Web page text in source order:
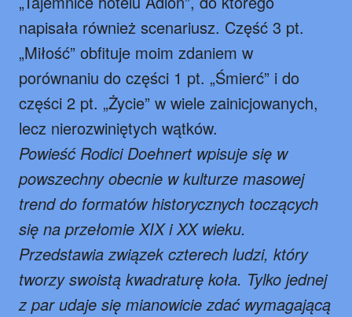
napisała również scenariusz. Część 3 pt.
„Miłość” obfituje moim zdaniem w
porównaniu do części 1 pt. „Śmierć” i do
części 2 pt. „Życie” w wiele zainicjowanych,
lecz nierozwiniętych wątków.
Powieść Rodici Doehnert wpisuje się w
powszechny obecnie w kulturze masowej
trend do formatów historycznych toczących
się na przełomie XIX i XX wieku.
Przedstawia związek czterech ludzi, który
tworzy swoistą kwadraturę koła. Tylko jednej
z par udaje się mianowicie zdać wymagającą